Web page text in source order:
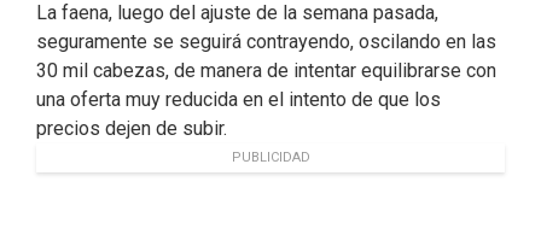
La faena, luego del ajuste de la semana pasada,
seguramente se seguirá contrayendo, oscilando en las
30 mil cabezas, de manera de intentar equilibrarse con
una oferta muy reducida en el intento de que los
precios dejen de subir.
PUBLICIDAD